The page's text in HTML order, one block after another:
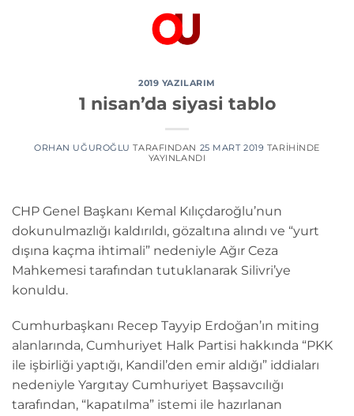
2019 YAZILARIM
1 nisan’da siyasi tablo
ORHAN UĞUROĞLU TARAFINDAN 25 MART 2019 TARIHINDE
YAYINLANDI
CHP Genel Başkanı Kemal Kılıçdaroğlu’nun
dokunulmazlığı kaldırıldı, gözaltına alındı ve “yurt
dışına kaçma ihtimali” nedeniyle Ağır Ceza
Mahkemesi tarafından tutuklanarak Silivri’ye
konuldu.
Cumhurbaşkanı Recep Tayyip Erdoğan’ın miting
alanlarında, Cumhuriyet Halk Partisi hakkında “PKK
ile işbirliği yaptığı, Kandil’den emir aldığı” iddiaları
nedeniyle Yargıtay Cumhuriyet Başsavcılığı
tarafından, “kapatılma” istemi ile hazırlanan